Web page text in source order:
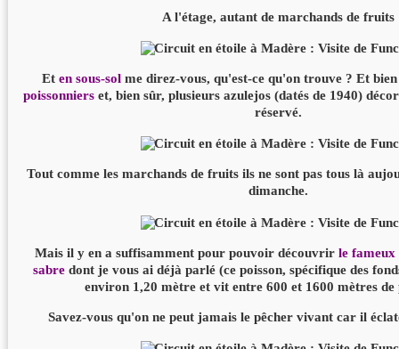
A l'étage, autant de marchands de fruits
Et en sous-sol me direz-vous, qu'est-ce qu'on trouve ? Et
poissonniers et, bien sûr, plusieurs azulejos (datés de 1940)
réservé.
Tout comme les marchands de fruits ils ne sont pas tous là
dimanche.
Mais il y en a suffisamment pour pouvoir découvrirle
sabre dont je vous ai déjà parlé (ce poisson, spécifique des
environ 1,20 mètre et vit entre 600 et 1600 mètres
Savez-vous qu'on ne peut jamais le pêcher vivant car il